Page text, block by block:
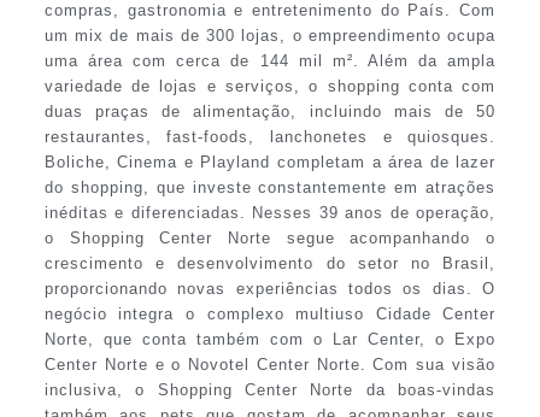
compras, gastronomia e entretenimento do País. Com
um mix de mais de 300 lojas, o empreendimento ocupa
uma área com cerca de 144 mil m². Além da ampla
variedade de lojas e serviços, o shopping conta com
duas praças de alimentação, incluindo mais de 50
restaurantes, fast-foods, lanchonetes e quiosques.
Boliche, Cinema e Playland completam a área de lazer
do shopping, que investe constantemente em atrações
inéditas e diferenciadas. Nesses 39 anos de operação,
o Shopping Center Norte segue acompanhando o
crescimento e desenvolvimento do setor no Brasil,
proporcionando novas experiências todos os dias. O
negócio integra o complexo multiuso Cidade Center
Norte, que conta também com o Lar Center, o Expo
Center Norte e o Novotel Center Norte. Com sua visão
inclusiva, o Shopping Center Norte da boas-vindas